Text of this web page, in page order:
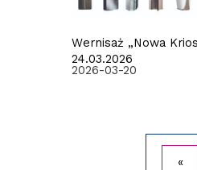
Wernisaż „Nowa
24.03.2026
2026-03-20
«